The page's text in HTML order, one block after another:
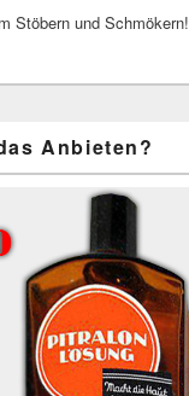
Stöbern und Schmökern!
Anbieten?